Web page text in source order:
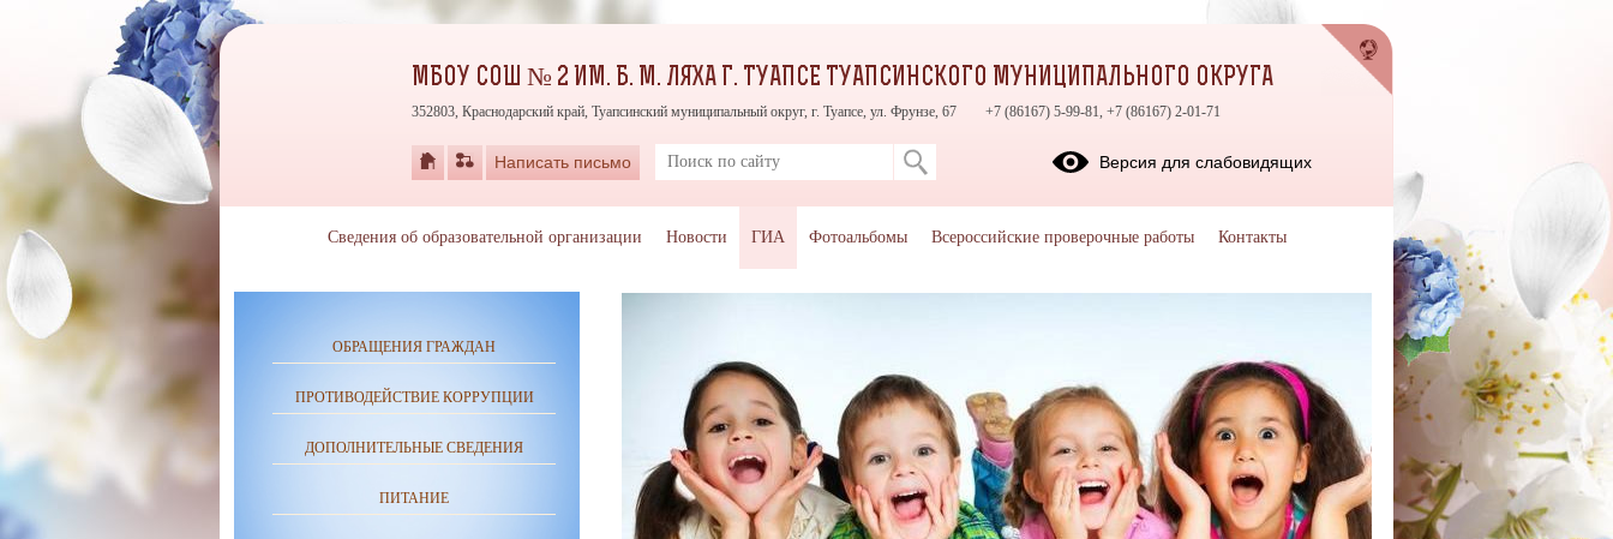
ОБРАЩЕНИЯ ГРАЖДАН
ПРОТИВОДЕЙСТВИЕ КОРРУПЦИИ
ДОПОЛНИТЕЛЬНЫЕ СВЕДЕНИЯ
ПИТАНИЕ
МБОУ СОШ № 2 ИМ. Б. М. ЛЯХА Г. ТУАПСЕ ТУАПСИНСКОГО МУНИЦИПАЛЬНОГО ОКРУГА
352803, Краснодарский край, Туапсинский муниципальный округ, г. Туапсе, ул. Фрунзе, 67 +7 (86167) 5-99-81, +7 (86167) 2-01-71
Написать письмо Версия для слабовидящих
Сведения об образовательной организации Новости ГИА Фотоальбомы Всероссийские проверочные работы Контакты